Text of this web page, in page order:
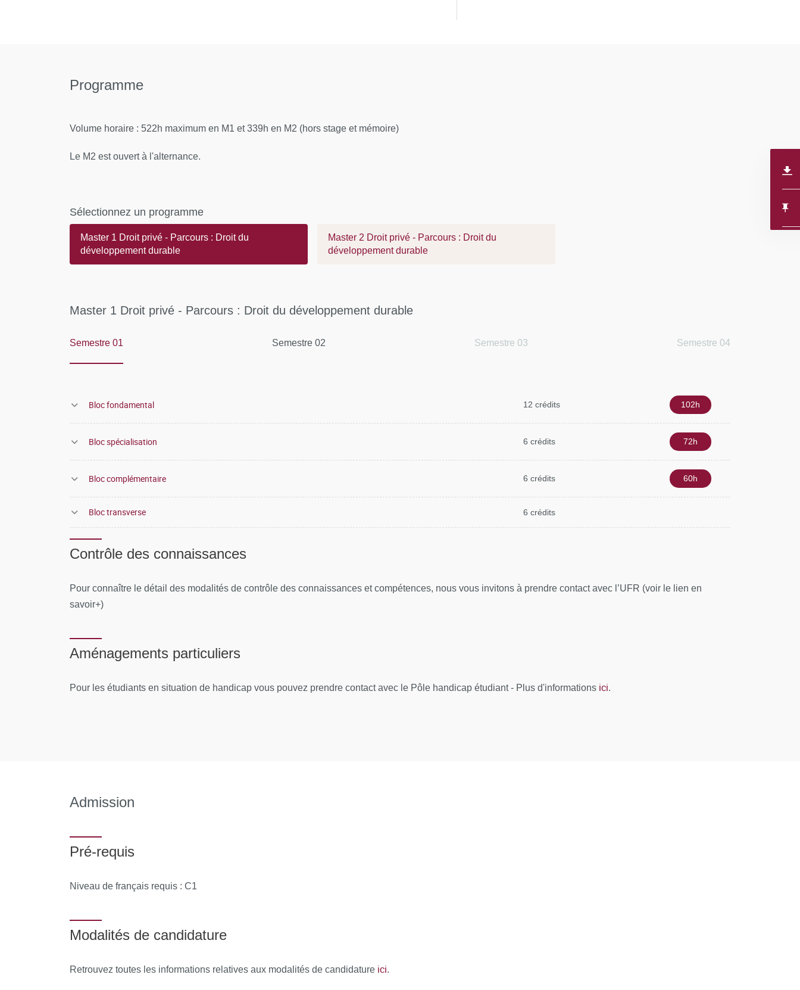
Programme
Volume horaire : 522h maximum en M1 et 339h en M2 (hors stage et mémoire)
Le M2 est ouvert à l'alternance.
Sélectionnez un programme
Master 1 Droit privé - Parcours : Droit du
développement durable
Master 2 Droit privé - Parcours : Droit du
développement durable
Master 1 Droit privé - Parcours : Droit du développement durable
Semestre 01 Semestre 02 Semestre 03 Semestre 04
Bloc fondamental 12 crédits 102h
Bloc spécialisation 6 crédits 72h
Bloc complémentaire 6 crédits 60h
Bloc transverse 6 crédits
Contrôle des connaissances
Pour connaître le détail des modalités de contrôle des connaissances et compétences, nous vous invitons à prendre contact avec l’UFR (voir le lien en
savoir+)
Aménagements particuliers
Pour les étudiants en situation de handicap vous pouvez prendre contact avec le Pôle handicap étudiant - Plus d'informations ici.
Admission
Pré-requis
Niveau de français requis : C1
Modalités de candidature
Retrouvez toutes les informations relatives aux modalités de candidature ici.